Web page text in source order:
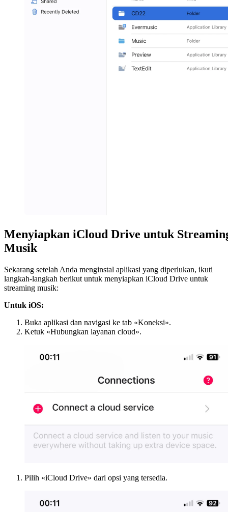
Menyiapkan iCloud Drive untuk
Musik
Sekarang setelah Anda menginstal aplikasi yang diperlukan, ikuti
langkah-langkah berikut untuk menyiapkan iCloud Drive untuk
streaming musik:
Untuk iOS:
Buka aplikasi dan navigasi ke tab «Koneksi».
Ketuk «Hubungkan layanan cloud».
Pilih «iCloud Drive» dari opsi yang tersedia.